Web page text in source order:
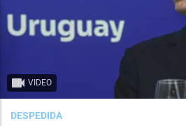
VIDEO
DESPEDIDA